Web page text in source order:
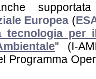
Europea (
tecnologia per
" (I-
Programma